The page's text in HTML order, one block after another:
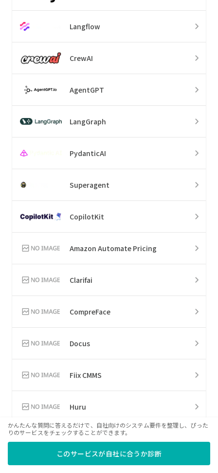
Langflow
CrewAI
AgentGPT
LangGraph
PydanticAI
Superagent
CopilotKit
Amazon Automate Pricing
Clarifai
CompreFace
Docus
Fiix CMMS
Huru
Netdata
かんたんな質問に答えるだけで、自社向けのシステム要件を整理し、ぴった
りのサービスをチェックすることができます。
このサービスが自社に合うか診断